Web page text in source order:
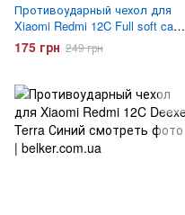
Противоударный чехол для
Xiaomi Redmi 12C Full soft case
Бирюзовый
175 грн 249 грн